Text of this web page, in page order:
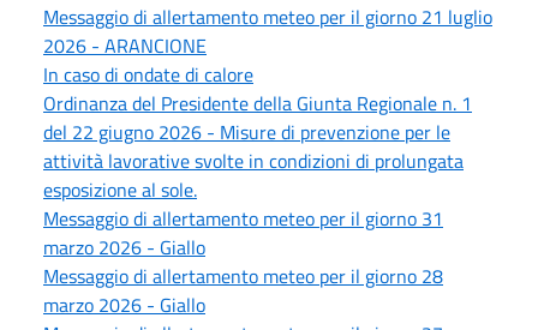
Messaggio di allertamento meteo per il giorno 21 luglio
2026 - ARANCIONE
In caso di ondate di calore
Ordinanza del Presidente della Giunta Regionale n. 1
del 22 giugno 2026 - Misure di prevenzione per le
attività lavorative svolte in condizioni di prolungata
esposizione al sole.
Messaggio di allertamento meteo per il giorno 31
marzo 2026 - Giallo
Messaggio di allertamento meteo per il giorno 28
marzo 2026 - Giallo